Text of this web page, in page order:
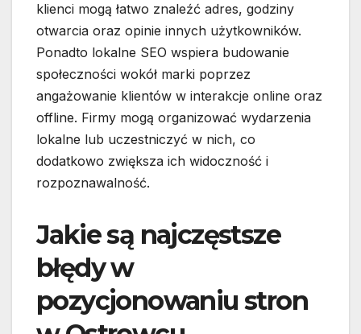
klienci mogą łatwo znaleźć adres, godziny
otwarcia oraz opinie innych użytkowników.
Ponadto lokalne SEO wspiera budowanie
społeczności wokół marki poprzez
angażowanie klientów w interakcje online oraz
offline. Firmy mogą organizować wydarzenia
lokalne lub uczestniczyć w nich, co
dodatkowo zwiększa ich widoczność i
rozpoznawalność.
Jakie są najczęstsze
błędy w
pozycjonowaniu stron